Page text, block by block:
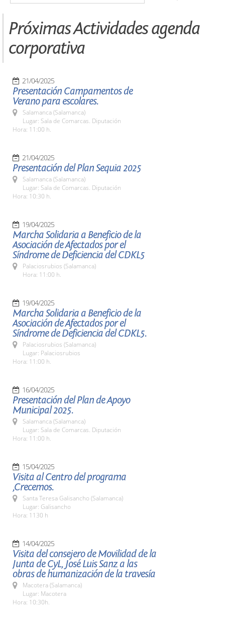
Próximas Actividades agenda
corporativa
21/04/2025
Presentación Campamentos de
Verano para escolares.
Salamanca (Salamanca)
Lugar: Sala de Comarcas. Diputación
Hora: 11:00 h.
21/04/2025
Presentación del Plan Sequia 2025
Salamanca (Salamanca)
Lugar: Sala de Comarcas. Diputación
Hora: 10:30 h.
19/04/2025
Marcha Solidaria a Beneficio de la
Asociación de Afectados por el
Síndrome de Deficiencia del CDKL5
Palaciosrubios (Salamanca)
Hora: 11:00 h.
19/04/2025
Marcha Solidaria a Beneficio de la
Asociación de Afectados por el
Síndrome de Deficiencia del CDKL5.
Palaciosrubios (Salamanca)
Lugar: Palaciosrubios
Hora: 11:00 h.
16/04/2025
Presentación del Plan de Apoyo
Municipal 2025.
Salamanca (Salamanca)
Lugar: Sala de Comarcas. Diputación
Hora: 11:00 h.
15/04/2025
Visita al Centro del programa
,Crecemos.
Santa Teresa Galisancho (Salamanca)
Lugar: Galisancho
Hora: 1130 h
14/04/2025
Visita del consejero de Movilidad de la
Junta de CyL, José Luis Sanz a las
obras de humanización de la travesía
Macotera (Salamanca)
Lugar: Macotera
Hora: 10:30h.